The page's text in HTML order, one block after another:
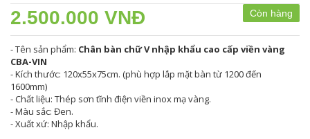
Còn hàng
2.500.000 VNĐ
- Tên sản phẩm: Chân bàn chữ V nhập khẩu cao cấp viền vàng
CBA-VIN
- Kích thước: 120x55x75cm. (phù hợp lắp mặt bàn từ 1200 đến
1600mm)
- Chất liệu: Thép sơn tĩnh điện viền inox mạ vàng.
- Màu sắc: Đen.
- Xuất xứ: Nhập khẩu.